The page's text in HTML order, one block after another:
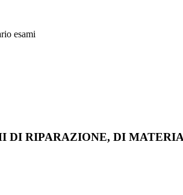
esami
DI RIPARAZIONE, DI